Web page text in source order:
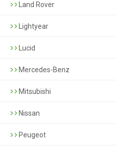
Land Rover
Lightyear
Lucid
Mercedes-Benz
Mitsubishi
Nissan
Peugeot